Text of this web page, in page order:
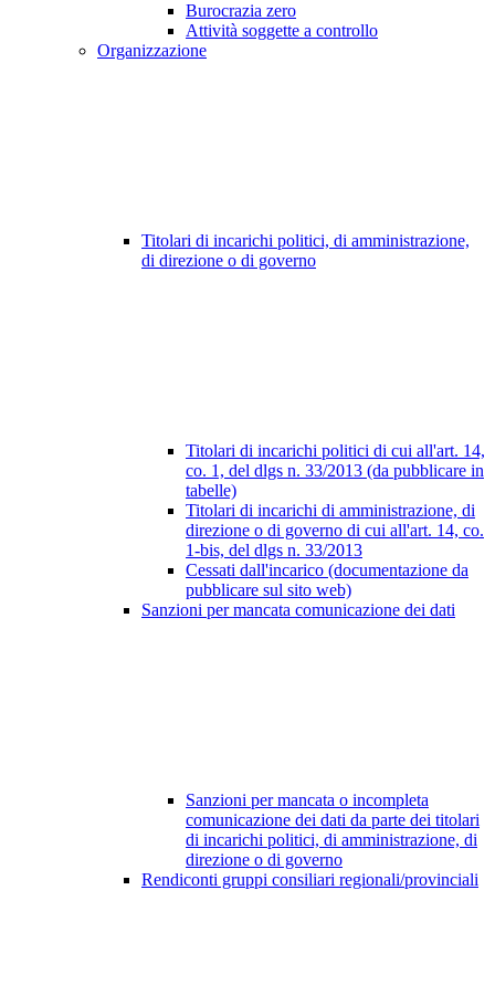
Burocrazia zero
Attività soggette a controllo
Organizzazione
Titolari di incarichi politici, di amministrazione,
di direzione o di governo
Titolari di incarichi politici di cui all'art. 14,
co. 1, del dlgs n. 33/2013 (da pubblicare in
tabelle)
Titolari di incarichi di amministrazione, di
direzione o di governo di cui all'art. 14, co.
1-bis, del dlgs n. 33/2013
Cessati dall'incarico (documentazione da
pubblicare sul sito web)
Sanzioni per mancata comunicazione dei dati
Sanzioni per mancata o incompleta
comunicazione dei dati da parte dei titolari
di incarichi politici, di amministrazione, di
direzione o di governo
Rendiconti gruppi consiliari regionali/provinciali